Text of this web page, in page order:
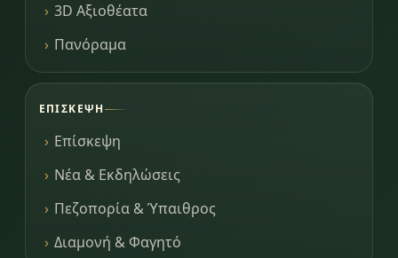
3D Αξιοθέατα
Πανόραμα
ΕΠΊΣΚΕΨΗ
Επίσκεψη
Νέα & Εκδηλώσεις
Πεζοπορία & Ύπαιθρος
Διαμονή & Φαγητό